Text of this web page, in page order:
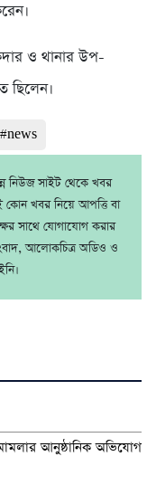
ও থানার উপ-
ছিলেন।
নিউজ সাইট থেকে খবর
কোন খবর নিয়ে আপত্তি বা
সাথে যোগাযোগ করার
আলোকচিত্র অডিও ও
আনুষ্ঠানিক অভিযোগ